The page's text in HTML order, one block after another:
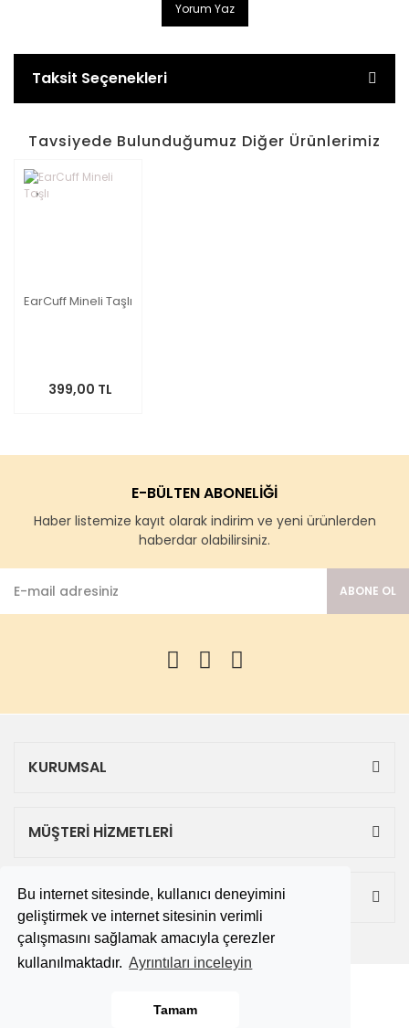
Bu internet sitesinde, kullanıcı deneyimini
geliştirmek ve internet sitesinin verimli
çalışmasını sağlamak amacıyla çerezler
kullanılmaktadır. Ayrıntıları inceleyin
Tamam
Yorum Yaz
Taksit Seçenekleri
Tavsiyede Bulunduğumuz Diğer Ürünlerimiz
EarCuff Mineli Taşlı
399,00 TL
E-BÜLTEN ABONELİĞİ
Haber listemize kayıt olarak indirim ve yeni ürünlerden
haberdar olabilirsiniz.
ABONE OL
KURUMSAL
MÜŞTERİ HİZMETLERİ
ALIŞVERİŞ